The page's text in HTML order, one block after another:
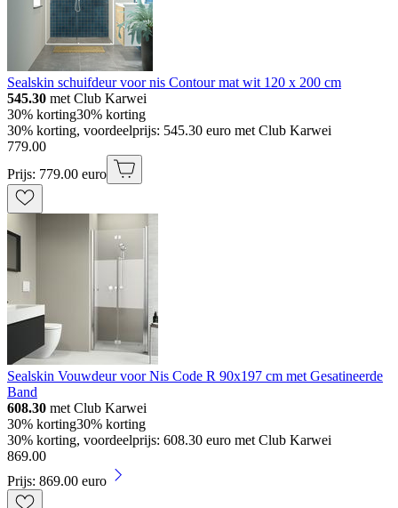
Sealskin schuifdeur voor nis Contour mat wit 120 x 200 cm
545.30 met Club Karwei
30% korting30% korting
30% korting, voordeelprijs: 545.30 euro met Club Karwei
779.00
Prijs: 779.00 euro
Sealskin Vouwdeur voor Nis Code R 90x197 cm met Gesatineerde
Band
608.30 met Club Karwei
30% korting30% korting
30% korting, voordeelprijs: 608.30 euro met Club Karwei
869.00
Prijs: 869.00 euro